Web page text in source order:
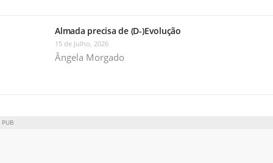
Almada precisa de (D-)Evolução
15 de Julho, 2026
Ângela Morgado
PUB